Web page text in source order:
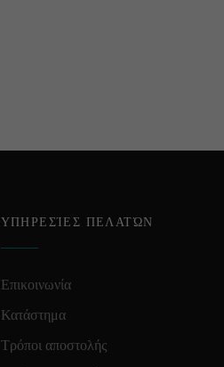
ΥΠΗΡΕΣΊΕΣ ΠΕΛΑΤΏΝ
Επικοινωνία
Κατάστημα
Τρόποι αποστολής